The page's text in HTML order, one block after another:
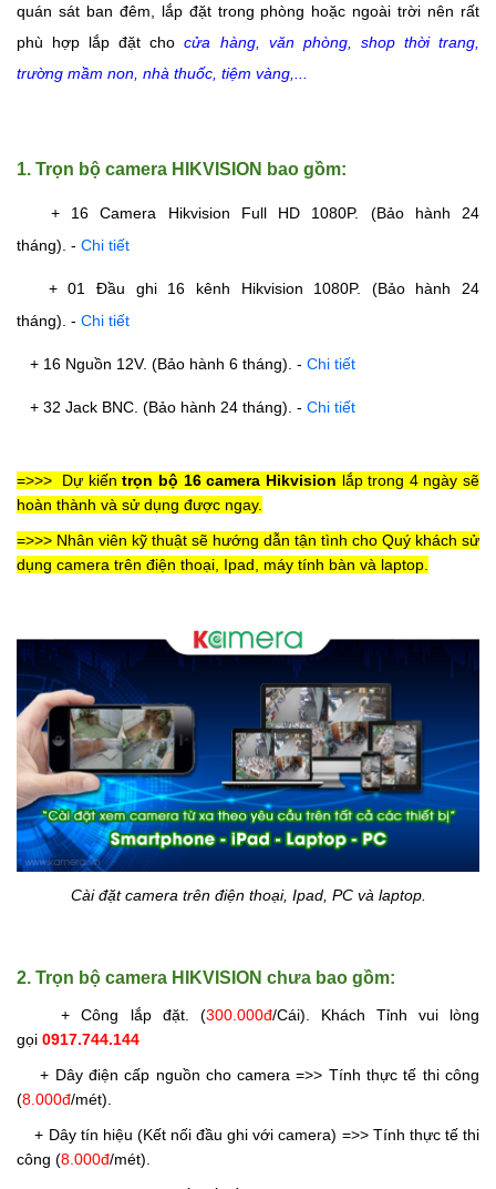
quán sát ban đêm, lắp đặt trong phòng hoặc ngoài trời nên rất
phù hợp lắp đặt chocửa hàng, văn phòng, shop thời trang,
trường mầm non, nhà thuốc, tiệm vàng,...
1. Trọn bộ camera HIKVISION bao gồm:
+ 16 Camera Hikvision Full HD 1080P. (Bảo hành 24
tháng). - Chi tiết
+ 01 Đầu ghi 16 kênh Hikvision 1080P. (Bảo hành 24
tháng). - Chi tiết
+ 16 Nguồn 12V. (Bảo hành 6 tháng). - Chi tiết
+ 32 Jack BNC. (Bảo hành 24 tháng). - Chi tiết
=>>> Dự kiến trọn bộ 16 camera Hikvision lắp trong 4 ngày sẽ
hoàn thành và sử dụng được ngay.
=>>> Nhân viên kỹ thuật sẽ hướng dẫn tận tình cho Quý khách sử
dụng camera trên điện thoại, Ipad, máy tính bàn và laptop.
Cài đặt camera trên điện thoại, Ipad, PC và laptop.
2. Trọn bộ camera HIKVISION chưa bao gồm:
+ Công lắp đặt. (300.000đ/Cái). Khách Tỉnh vui lòng
gọi 0917.744.144
+ Dây điện cấp nguồn cho camera =>> Tính thực tế thi công
(8.000đ/mét).
+ Dây tín hiệu (Kết nối đầu ghi với camera) =>> Tính thực tế thi
công (8.000đ/mét).